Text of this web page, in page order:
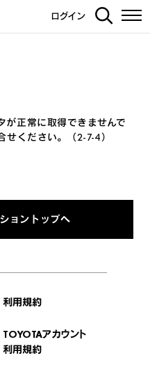
ログイン
が正常に取得できませんで
せください。（2-7-4）
ョントップへ
利用規約
TOYOTAアカウント
利用規約